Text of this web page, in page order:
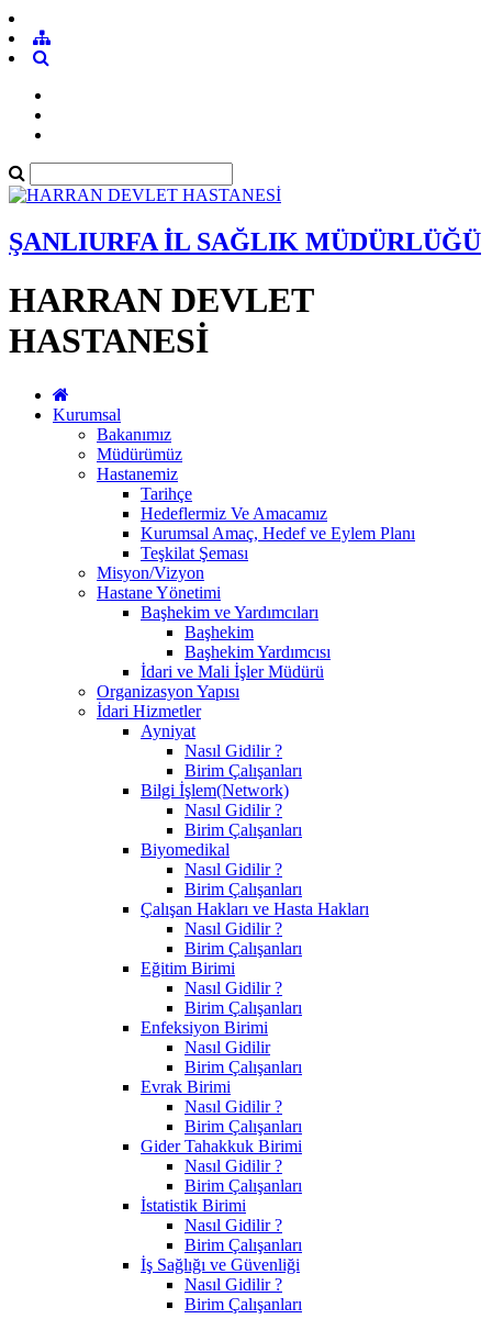
ŞANLIURFA İL SAĞLIK MÜDÜRLÜĞÜ
HARRAN DEVLET
HASTANESİ
Kurumsal
Bakanımız
Müdürümüz
Hastanemiz
Tarihçe
Hedeflermiz Ve Amacamız
Kurumsal Amaç, Hedef ve Eylem Planı
Teşkilat Şeması
Misyon/Vizyon
Hastane Yönetimi
Başhekim ve Yardımcıları
Başhekim
Başhekim Yardımcısı
İdari ve Mali İşler Müdürü
Organizasyon Yapısı
İdari Hizmetler
Ayniyat
Nasıl Gidilir ?
Birim Çalışanları
Bilgi İşlem(Network)
Nasıl Gidilir ?
Birim Çalışanları
Biyomedikal
Nasıl Gidilir ?
Birim Çalışanları
Çalışan Hakları ve Hasta Hakları
Nasıl Gidilir ?
Birim Çalışanları
Eğitim Birimi
Nasıl Gidilir ?
Birim Çalışanları
Enfeksiyon Birimi
Nasıl Gidilir
Birim Çalışanları
Evrak Birimi
Nasıl Gidilir ?
Birim Çalışanları
Gider Tahakkuk Birimi
Nasıl Gidilir ?
Birim Çalışanları
İstatistik Birimi
Nasıl Gidilir ?
Birim Çalışanları
İş Sağlığı ve Güvenliği
Nasıl Gidilir ?
Birim Çalışanları